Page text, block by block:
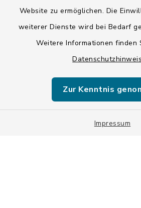
Website zu ermöglichen. Die
weiterer Dienste wird bei Bedarf
Weitere Informationen finden
Zur Kenntnis
Impressum
Impressum
LSI-Siegel
Sitemap